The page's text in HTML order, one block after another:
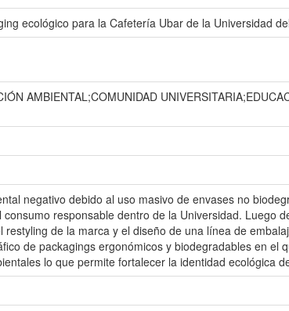
ecológico para la Cafetería Ubar de la Universidad
AMBIENTAL;COMUNIDAD
negativo debido al uso masivo de envases no
responsable dentro de la Universidad. Luego
de la marca y el diseño de una línea de
de packagings ergonómicos y biodegradables en el
lo que permite fortalecer la identidad ecológica